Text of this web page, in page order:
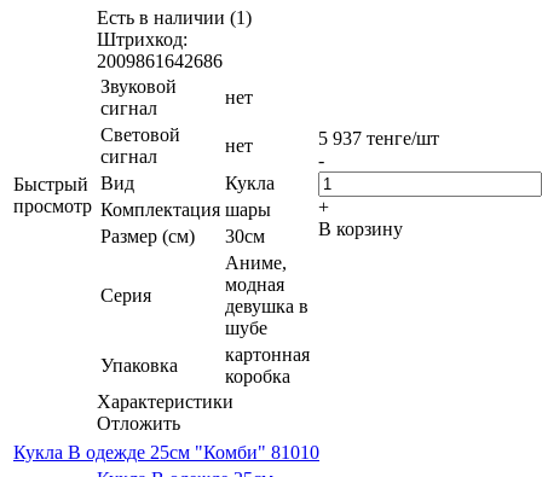
Быстрый
просмотр
Есть в наличии (1)
Штрихкод:
2009861642686
Звуковой
сигнал
нет
Световой
сигнал
нет
Вид
Кукла
Комплектация шары
Размер (см)
30см
Серия
Аниме,
модная
девушка в
шубе
Упаковка
картонная
коробка
Характеристики
Отложить
5 937 тенге/шт
-
+
В корзину
Кукла В одежде 25см "Комби" 81010